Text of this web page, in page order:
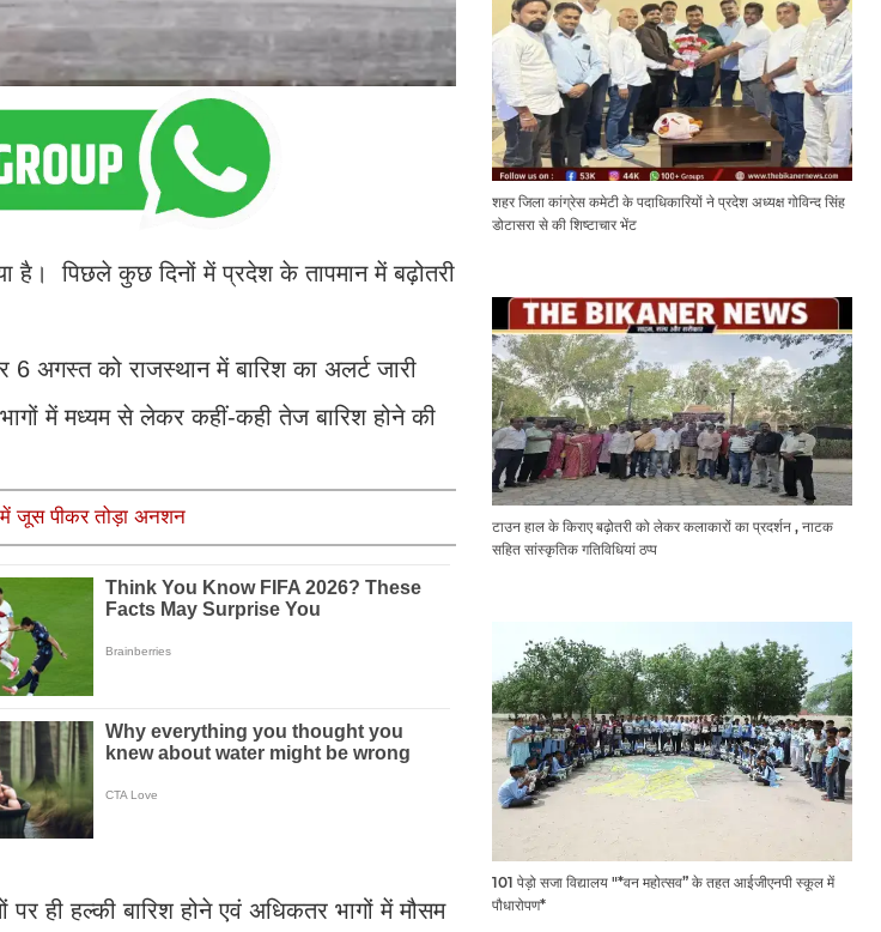
है। पिछले कुछ दिनों में प्रदेश के तापमान में बढ़ोतरी
अगस्त को राजस्थान में बारिश का अलर्ट जारी
में मध्यम से लेकर कहीं-कही तेज बारिश होने की
जूस पीकर तोड़ा अनशन
ही हल्की बारिश होने एवं अधिकतर भागों में मौसम
शहर जिला कांग्रेस कमेटी के पदाधिकारियों ने प्रदेश अध्यक्ष गोविन्द सिंह
डोटासरा से की शिष्टाचार भेंट
टाउन हाल के किराए बढ़ोतरी को लेकर कलाकारों का प्रदर्शन , नाटक
सहित सांस्कृतिक गतिविधियां ठप्प
101 पेड़ो सजा विद्यालय "*वन महोत्सव” के तहत आईजीएनपी स्कूल में
पौधारोपण*